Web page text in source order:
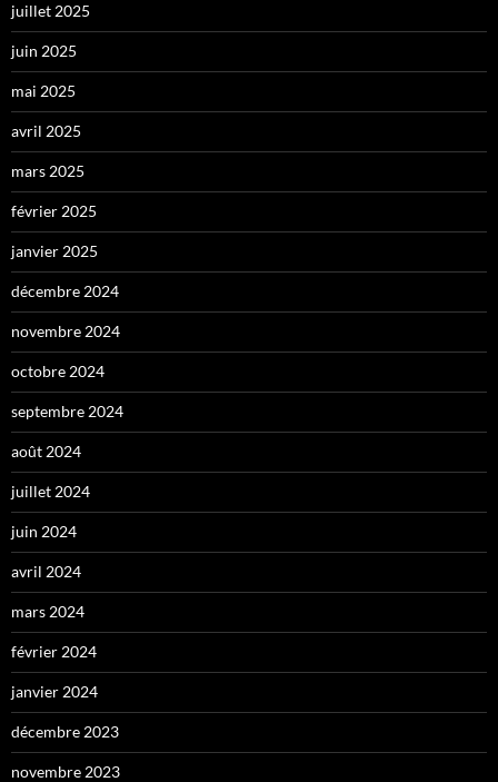
juillet 2025
juin 2025
mai 2025
avril 2025
mars 2025
février 2025
janvier 2025
décembre 2024
novembre 2024
octobre 2024
septembre 2024
août 2024
juillet 2024
juin 2024
avril 2024
mars 2024
février 2024
janvier 2024
décembre 2023
novembre 2023